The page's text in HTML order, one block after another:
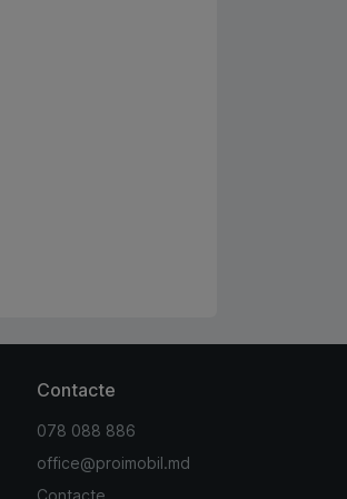
Contacte
078 088 886
office@proimobil.md